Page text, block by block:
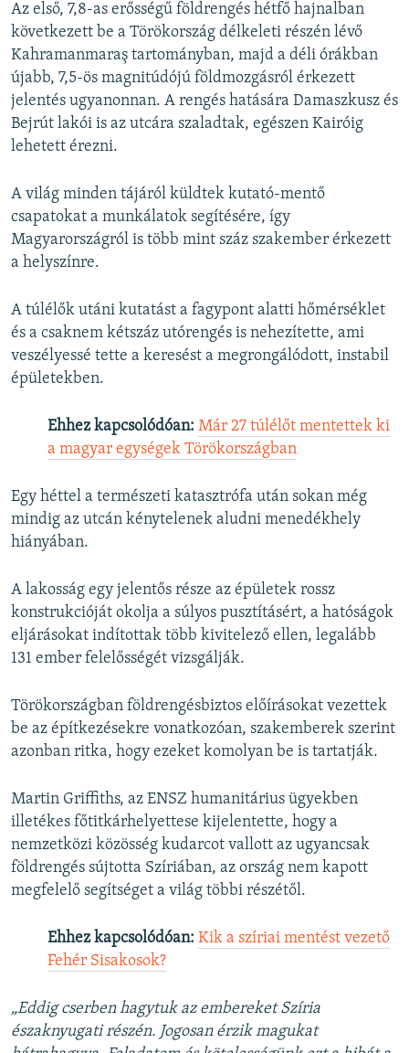
Az első, 7,8-as erősségű földrengés hétfő hajnalban
következett be a Törökország délkeleti részén lévő
Kahramanmaraş tartományban, majd a déli órákban
újabb, 7,5-ös magnitúdójú földmozgásról érkezett
jelentés ugyanonnan. A rengés hatására Damaszkusz és
Bejrút lakói is az utcára szaladtak, egészen Kairóig
lehetett érezni.
A világ minden tájáról küldtek kutató-mentő
csapatokat a munkálatok segítésére, így
Magyarországról is több mint száz szakember érkezett
a helyszínre.
A túlélők utáni kutatást a fagypont alatti hőmérséklet
és a csaknem kétszáz utórengés is nehezítette, ami
veszélyessé tette a keresést a megrongálódott, instabil
épületekben.
Ehhez kapcsolódóan: Már 27 túlélőt mentettek ki
a magyar egységek Törökországban
Egy héttel a természeti katasztrófa után sokan még
mindig az utcán kénytelenek aludni menedékhely
hiányában.
A lakosság egy jelentős része az épületek rossz
konstrukcióját okolja a súlyos pusztításért, a hatóságok
eljárásokat indítottak több kivitelező ellen, legalább
131 ember felelősségét vizsgálják.
Törökországban földrengésbiztos előírásokat vezettek
be az építkezésekre vonatkozóan, szakemberek szerint
azonban ritka, hogy ezeket komolyan be is tartatják.
Martin Griffiths, az ENSZ humanitárius ügyekben
illetékes főtitkárhelyettese kijelentette, hogy a
nemzetközi közösség kudarcot vallott az ugyancsak
földrengés sújtotta Szíriában, az ország nem kapott
megfelelő segítséget a világ többi részétől.
Ehhez kapcsolódóan: Kik a szíriai mentést vezető
Fehér Sisakosok?
„Eddig cserben hagytuk az embereket Szíria
északnyugati részén. Jogosan érzik magukat